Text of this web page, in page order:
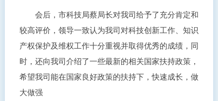
会后，市科技局蔡局长对我司给予了充分肯定和
较高评价，领导一致认为我司对科技创新工作、知识
产权保护及维权工作十分重视并取得优秀的成绩，同
时，还向我司介绍了一些最新的相关国家扶持政策，
希望我司能在国家良好政策的扶持下，快速成长，做
大做强